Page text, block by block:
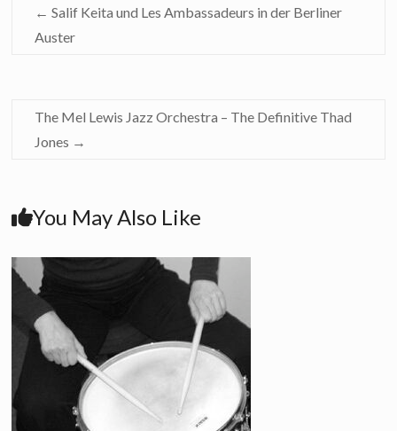
← Salif Keita und Les Ambassadeurs in der Berliner
Auster
The Mel Lewis Jazz Orchestra – The Definitive Thad
Jones →
You May Also Like